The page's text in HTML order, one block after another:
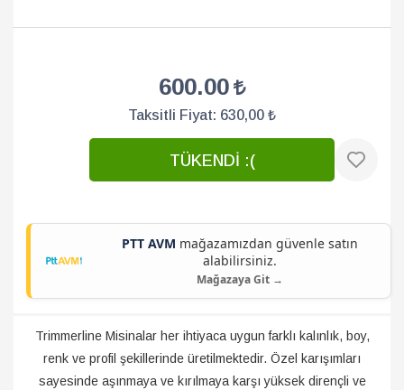
600.00
Taksitli Fiyat: 630,00 ₺
TÜKENDİ :(
PTT AVM mağazamızdan güvenle satın
alabilirsiniz.
Mağazaya Git →
Trimmerline Misinalar her ihtiyaca uygun farklı kalınlık, boy,
renk ve profil şekillerinde üretilmektedir. Özel karışımları
sayesinde aşınmaya ve kırılmaya karşı yüksek dirençli ve